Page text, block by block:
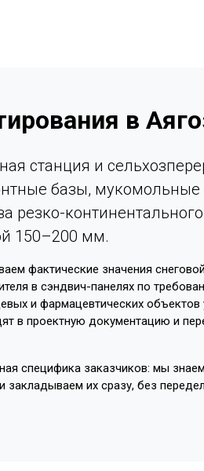
в
станция и
базы, мукомольные
резко-
150–200 мм.
фактические значения
в сэндвич-панелях по
и фармацевтических объектов
в проектную документацию и
специфика заказчиков: мы
их сразу, без